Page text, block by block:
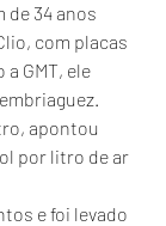
de 34 anos
com placas
GMT, ele
apontou
por litro de ar
e foi levado